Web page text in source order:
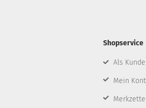
Shopservice
Als
Mein